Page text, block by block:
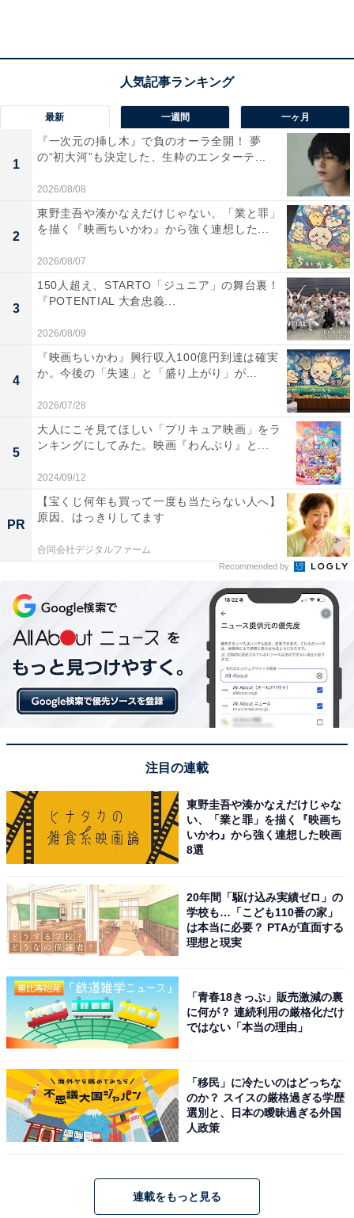
そんな中、巴は氏真を説得。氏純もまた自分たち2人が
残り罪を受け、瀬名と孫を解放するよう頭を下げます。
嫌だと拒絶する瀬名に、「強くおなり」と巴。おなごと
して命をかける時まで強く生きるよう諭され、瀬名は父
母の選択を涙ながらに受け入れます。かくして人質交換
が行われ、瀬名と子どもたちは無事、元康のもとへと戻
って来るのでした。
画像出典：NHK『どうする家康』公式サイト
家族愛をまざまざと見せつけられる氏真に同情の
声
Twitterでは「偉大すぎる父（今川義元）をもった氏真く
ん…ちょっと切ない」「裏切られた憎しみ、哀しみ…す
べてが最後のシーンに出ていて辛かった」「義元がいな
くなった中でバリバリに家族愛を見せつけられてしまう
のも、ちょっと可哀想かな」「溝端淳平くん、本当に繊
細に新しい今川氏真像を作り上げてる」「溝端淳平さ
ん、大河ドラマの主役張れそう」など、溝端淳平さん演
じる氏真へのコメントが続出。
また、巴が「おなごには命をかける時がいつか来る。そ
の時が来るまで強く生きなさい」と瀬名を諭すシーンに
は、「巴かっこよすぎる。瀬名に言った言葉、フラグな
を知ってると、どう考えてもつらいことになるのでつら
い」「信康事件の予兆か。瀬名のトラウマ。我が子を救
最新 一週間 一ヶ月
1
『一次元の挿し木』で負のオーラ全開！ 夢
の“初大河”も決定した、生粋のエンターテ...
2026/08/08
2
東野圭吾や湊かなえだけじゃない、「業と罪」
を描く『映画ちいかわ』から強く連想した...
2026/08/07
3
150人超え、STARTO「ジュニア」の舞台裏！
『POTENTIAL 大倉忠義...
2026/08/09
4
『映画ちいかわ』興行収入100億円到達は確実
か。今後の「失速」と「盛り上がり」が...
2026/07/28
5
大人にこそ見てほしい「プリキュア映画」をラ
ンキングにしてみた。映画『わんぷり』と...
2024/09/12
PR
【宝くじ何年も買って一度も当たらない人へ】
原因、はっきりしてます
合同会社デジタルファーム
Recommended by
注目の連載
東野圭吾や湊かなえだけじゃな
い、「業と罪」を描く『映画ち
いかわ』から強く連想した映画
8選
20年間「駆け込み実績ゼロ」の
学校も…「こども110番の家」
は本当に必要？ PTAが直面する
理想と現実
「青春18きっぷ」販売激減の裏
に何が？ 連続利用の厳格化だけ
ではない「本当の理由」
「移民」に冷たいのはどっちな
のか？ スイスの厳格過ぎる学歴
選別と、日本の曖昧過ぎる外国
人政策
連載をもっと見る